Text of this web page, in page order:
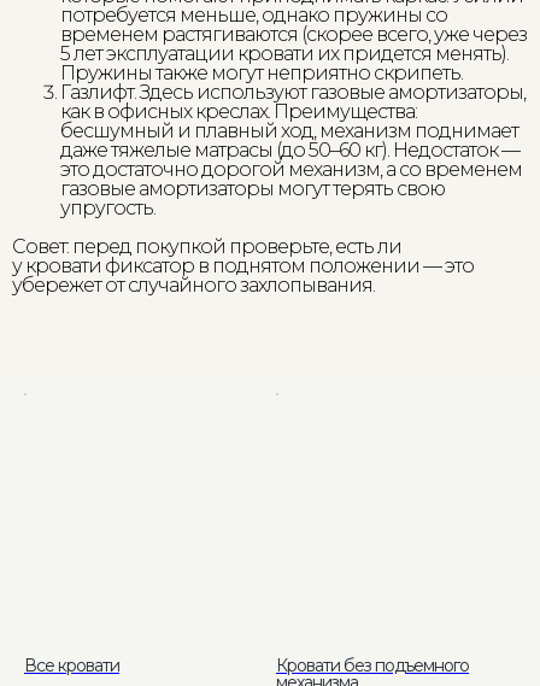
потребуется меньше, однако пружины со
временем растягиваются (скорее всего, уже через
5 лет эксплуатации кровати их придется менять).
Пружины также могут неприятно скрипеть.
Газлифт. Здесь используют газовые амортизаторы,
как в офисных креслах. Преимущества:
бесшумный и плавный ход, механизм поднимает
даже тяжелые матрасы (до 50–60 кг). Недостаток —
это достаточно дорогой механизм, а со временем
газовые амортизаторы могут терять свою
упругость.
Совет: перед покупкой проверьте, есть ли
у кровати фиксатор в поднятом положении — это
убережет от случайного захлопывания.
Все кровати Кровати без подъемного